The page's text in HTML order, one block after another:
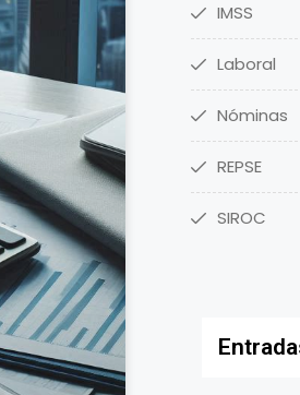
IMSS
Laboral
Nóminas
REPSE
SIROC